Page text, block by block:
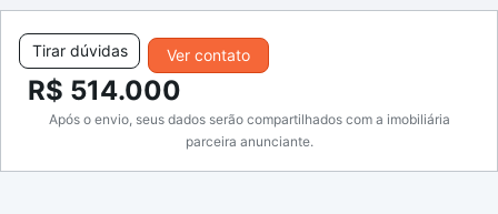
Ver contato
Tirar dúvidas
R$ 514.000
Após o envio, seus dados serão compartilhados com a imobiliária
parceira anunciante.